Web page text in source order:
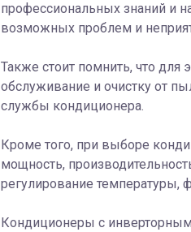
профессиональных знаний и
возможных проблем и
Также стоит помнить, что для
обслуживание и очистку от
службы кондиционера.
Кроме того, при выборе
мощность,
регулирование температуры,
Кондиционеры с